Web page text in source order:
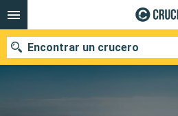
Encontrar un crucero